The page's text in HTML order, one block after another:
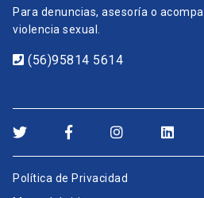
Para denuncias, asesoría o
violencia sexual.
(56)95814 5614
Política de Privacidad